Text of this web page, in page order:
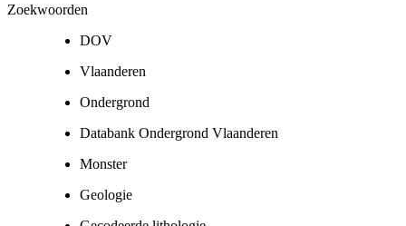
Zoekwoorden
DOV
Vlaanderen
Ondergrond
Databank Ondergrond Vlaanderen
Monster
Geologie